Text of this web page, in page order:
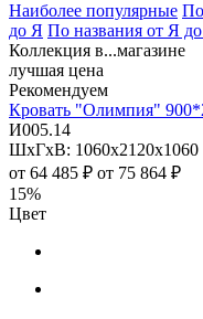
Наиболее популярные
до Я По названия от Я
Коллекция в...магазине
лучшая цена
Рекомендуем
Кровать "Олимпия"
И005.14
ШхГхВ: 1060х2120х1060
от 64 485 ₽ от 75 864 ₽
15%
Цвет